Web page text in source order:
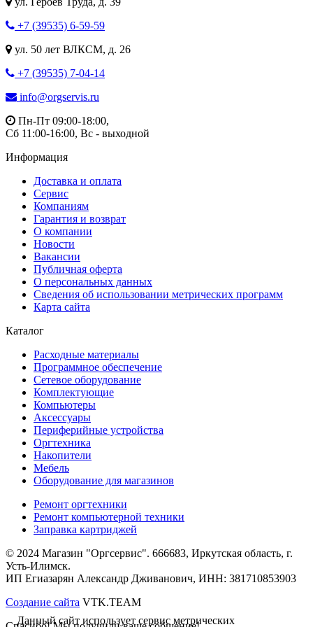
+7 (39535) 6-59-59
ул. 50 лет ВЛКСМ, д. 26
+7 (39535) 7-04-14
info@orgservis.ru
Пн-Пт 09:00-18:00,
Сб 11:00-16:00, Вс - выходной
Информация
Доставка и оплата
Сервис
Компаниям
Гарантия и возврат
О компании
Новости
Вакансии
Публичная оферта
О персональных данных
Сведения об использовании метрических программ
Карта сайта
Каталог
Расходные материалы
Программное обеспечение
Сетевое оборудование
Комплектующие
Компьютеры
Аксессуары
Периферийные устройства
Оргтехника
Накопители
Мебель
Оборудование для магазинов
Ремонт оргтехники
Ремонт компьютерной техники
Заправка картриджей
© 2024 Магазин "Оргсервис". 666683, Иркутская область, г.
Усть-Илимск.
ИП Егиазарян Александр Дживанович, ИНН: 381710853903
Создание сайта VTK.TEAM
Данный сайт использует сервис метрических